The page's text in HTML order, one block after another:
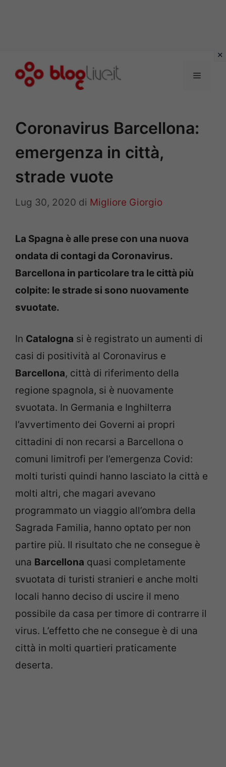
Menu
Coronavirus Barcellona:
emergenza in città,
strade vuote
Lug 30, 2020 di Migliore Giorgio
La Spagna è alle prese con una nuova
ondata di contagi da Coronavirus.
Barcellona in particolare tra le città più
colpite: le strade si sono nuovamente
svuotate.
In Catalogna si è registrato un aumenti di
casi di positività al Coronavirus e
Barcellona, città di riferimento della
regione spagnola, si è nuovamente
svuotata. In Germania e Inghilterra
l’avvertimento dei Governi ai propri
cittadini di non recarsi a Barcellona o
comuni limitrofi per l’emergenza Covid:
molti turisti quindi hanno lasciato la città e
molti altri, che magari avevano
programmato un viaggio all’ombra della
Sagrada Familia, hanno optato per non
partire più. Il risultato che ne consegue è
una Barcellona quasi completamente
svuotata di turisti stranieri e anche molti
locali hanno deciso di uscire il meno
possibile da casa per timore di contrarre il
virus. L’effetto che ne consegue è di una
città in molti quartieri praticamente
deserta.